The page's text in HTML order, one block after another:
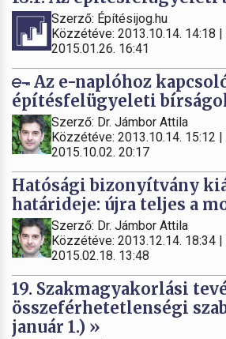
Szerző: Építésijog.hu
Közzétéve: 2013.10.14. 14:18
2015.01.26. 16:41
Az e-naplóhoz
építésfelügyeleti
Szerző: Dr. Jámbor Attila
Közzétéve: 2013.10.14. 15:12
2015.10.02. 20:17
Hatósági bizonyítvány
határideje: újra teljes a
Szerző: Dr. Jámbor Attila
Közzétéve: 2013.12.14. 18:34
2015.02.18. 13:48
19. Szakmagyakorlási
összeférhetetlenségi
január 1.) »